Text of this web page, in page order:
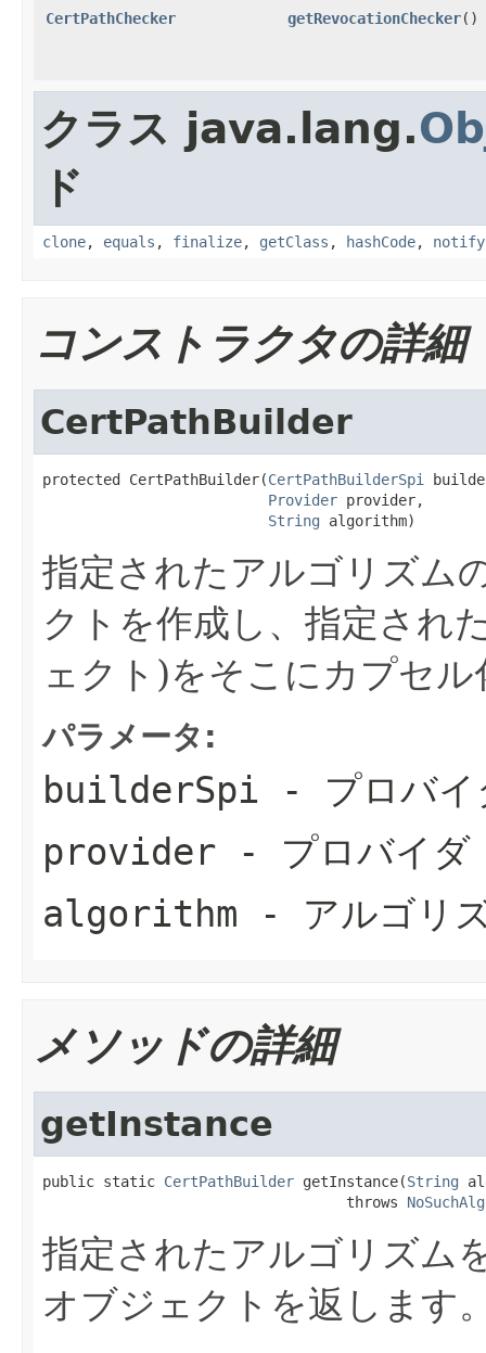
CertPathChecker getRevocationChecker()
クラス java.lang.
ド
clone, equals , finalize, getClass , hashCode, notify
コンストラクタの詳細
CertPathBuilder
protected CertPathBuilder(CertPathBuilderSpi
Provider provider,
String algorithm)
指定されたアルゴリズム
クトを作成し、指定され
ェクト)をそこにカプセ
パラメータ:
builderSpi - プロバイ
provider - プロバイダ
algorithm - アルゴリ
メソッドの詳細
getInstance
public static CertPathBuilder getInstance(String
                                   throws
指定されたアルゴリズム
オブジェクトを返します